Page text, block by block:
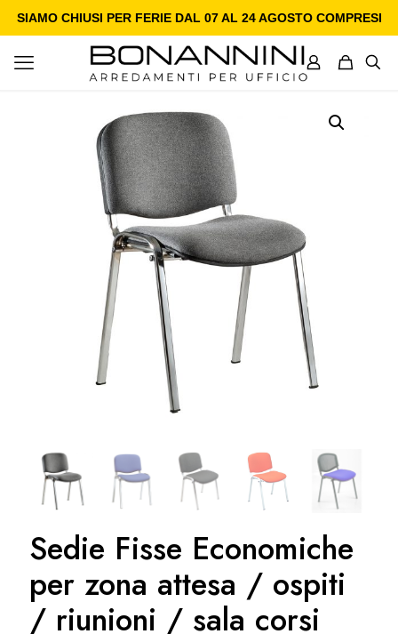
SIAMO CHIUSI PER FERIE DAL 07 AL 24 AGOSTO COMPRESI
Sedie Fisse Economiche
per zona attesa / ospiti
/ riunioni / sala corsi